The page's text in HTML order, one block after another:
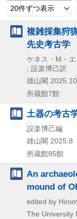
20件ずつ表示
複雑採集狩
先史考古学
ケネス・M・
; 設楽博己訳
雄山閣 2025.10
所蔵館7館
土器の考古
設楽博己編
雄山閣 2025.8
所蔵館85館
An
mound of
edited by
The University